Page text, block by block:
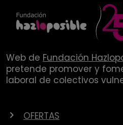
Web de Fundación
pretende promover y
laboral de colectivos
OFERTAS